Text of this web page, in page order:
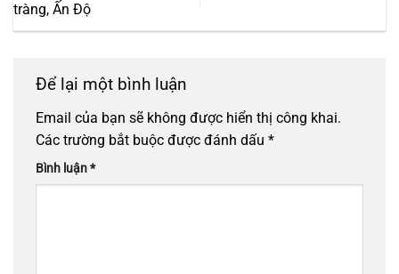
tràng, Ấn Độ
Để lại một bình luận
Email của bạn sẽ không được hiển thị công khai.
Các trường bắt buộc được đánh dấu *
Bình luận*